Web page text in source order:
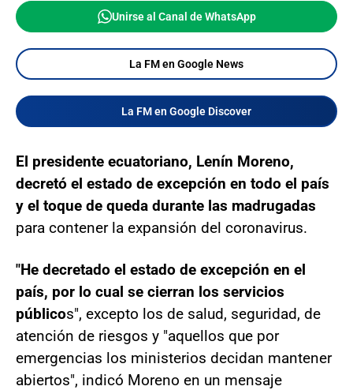
Unirse al Canal de WhatsApp
La FM en Google News
La FM en Google Discover
El presidente ecuatoriano, Lenín Moreno,
decretó el estado de excepción en todo el país
y el toque de queda durante las madrugadas
para contener la expansión del coronavirus.
"He decretado el estado de excepción en el
país, por lo cual se cierran los servicios
públicos", excepto los de salud, seguridad, de
atención de riesgos y "aquellos que por
emergencias los ministerios decidan mantener
abiertos", indicó Moreno en un mensaje